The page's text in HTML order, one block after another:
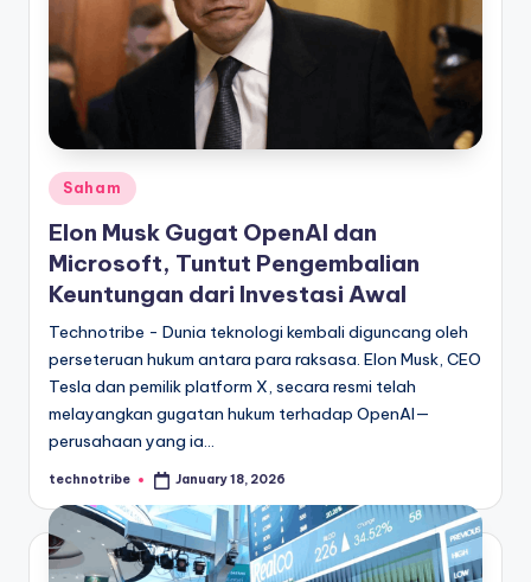
Posted
in
Saham
Elon Musk Gugat OpenAI dan
Microsoft, Tuntut Pengembalian
Keuntungan dari Investasi Awal
Technotribe - Dunia teknologi kembali diguncang oleh
perseteruan hukum antara para raksasa. Elon Musk, CEO
Tesla dan pemilik platform X, secara resmi telah
melayangkan gugatan hukum terhadap OpenAI—
perusahaan yang ia…
Posted
technotribe January 18, 2026